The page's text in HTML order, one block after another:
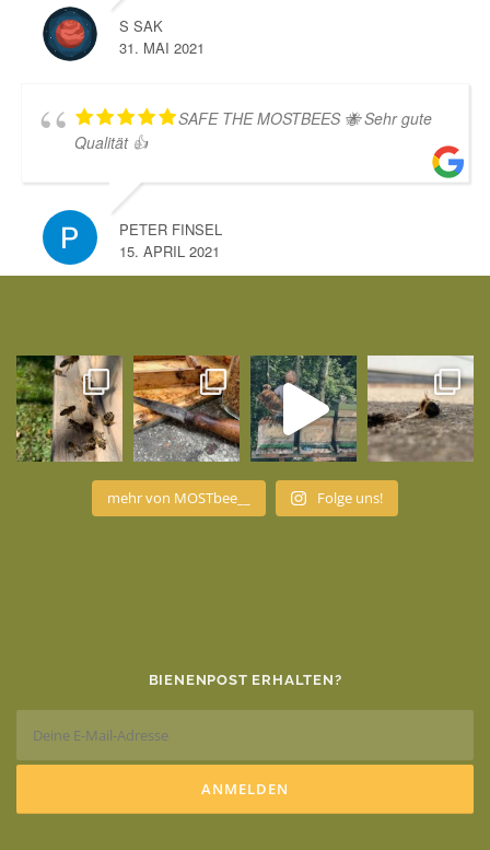
S SAK
31. MAI 2021
SAFE THE MOSTBEES 🐝 Sehr gute
Qualität 👍
PETER FINSEL
15. APRIL 2021
mehr von MOSTbee__ Folge uns!
BIENENPOST ERHALTEN?